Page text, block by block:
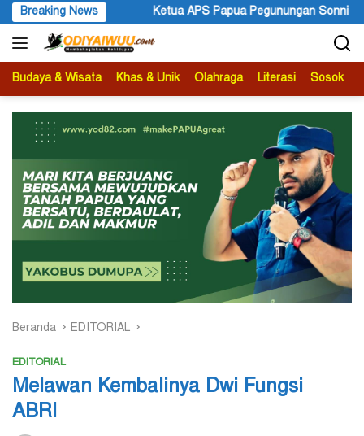
Langsung
ke
konten
Breaking News
Ketua APS Papua Pegunungan Sonni Lokobal: Kalau Mau KPK
Budaya & Wisata Khas & Unik Olahraga Literasi Sosok
Beranda EDITORIAL
EDITORIAL
Melawan Kembalinya Dwi Fungsi
ABRI